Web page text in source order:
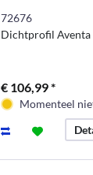
72676
Dichtprofil Aventa
€ 106,99 *
Momenteel